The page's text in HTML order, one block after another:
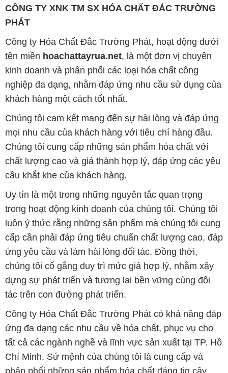
CÔNG TY XNK TM SX HÓA CHẤT ĐẮC TRƯỜNG
PHÁT
Công ty Hóa Chất Đắc Trường Phát, hoạt động dưới
tên miền hoachattayrua.net, là một đơn vị chuyên
kinh doanh và phân phối các loại hóa chất công
nghiệp đa dạng, nhằm đáp ứng nhu cầu sử dụng của
khách hàng một cách tốt nhất.
Chúng tôi cam kết mang đến sự hài lòng và đáp ứng
mọi nhu cầu của khách hàng với tiêu chí hàng đầu.
Chúng tôi cung cấp những sản phẩm hóa chất với
chất lượng cao và giá thành hợp lý, đáp ứng các yêu
cầu khắt khe của khách hàng.
Uy tín là một trong những nguyên tắc quan trọng
trong hoạt động kinh doanh của chúng tôi. Chúng tôi
luôn ý thức rằng những sản phẩm mà chúng tôi cung
cấp cần phải đáp ứng tiêu chuẩn chất lượng cao, đáp
ứng yêu cầu và làm hài lòng đối tác. Đồng thời,
chúng tôi cố gắng duy trì mức giá hợp lý, nhằm xây
dựng sự phát triển và tương lai bền vững cùng đối
tác trên con đường phát triển.
Công ty Hóa Chất Đắc Trường Phát có khả năng đáp
ứng đa dạng các nhu cầu về hóa chất, phục vụ cho
tất cả các ngành nghề và lĩnh vực sản xuất tại TP. Hồ
Chí Minh. Sứ mệnh của chúng tôi là cung cấp và